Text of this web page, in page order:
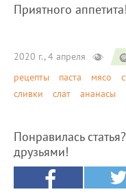
Приятного аппетита!
2020 г., 4 апреля
рецепты
паста мясо
сливки
слат ананасы
Понравилась
друзьями!